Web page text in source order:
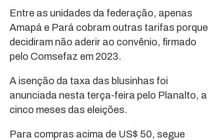
Entre as unidades da federação, apenas
Amapá e Pará cobram outras tarifas porque
decidiram não aderir ao convênio, firmado
pelo Comsefaz em 2023.
A isenção da taxa das blusinhas foi
anunciada nesta terça-feira pelo Planalto, a
cinco meses das eleições.
Para compras acima de US$ 50, segue